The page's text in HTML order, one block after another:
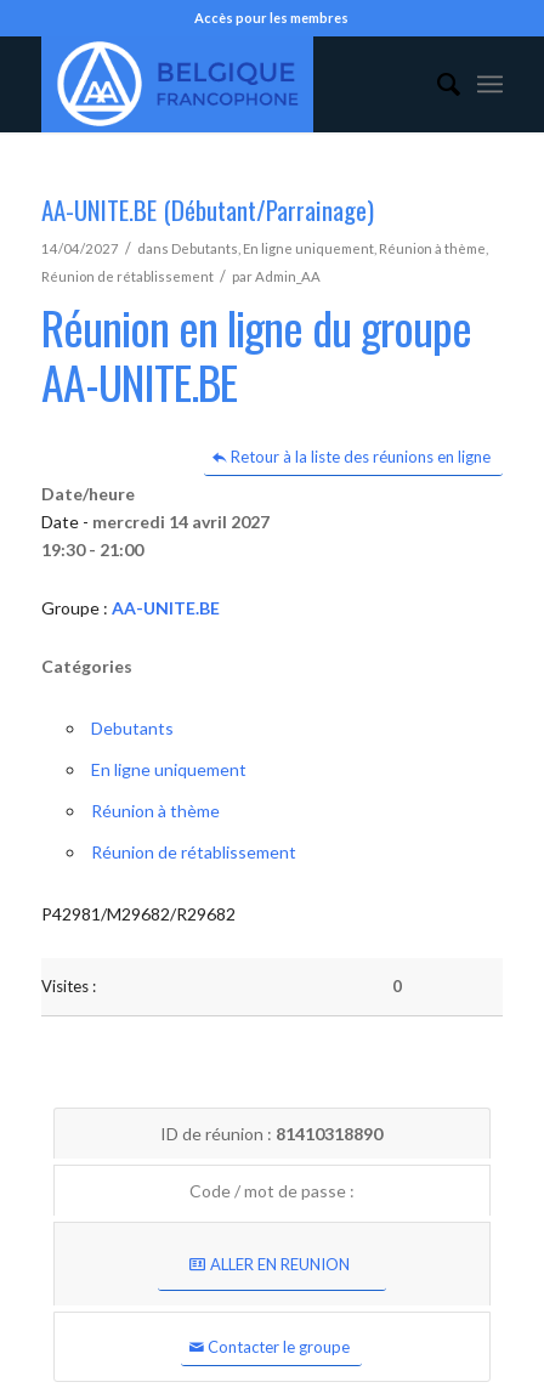
Accès pour les membres
AA-UNITE.BE (Débutant/Parrainage)
14/04/2027 / dans Debutants En ligne uniquement, Réunion à thème
Réunion de rétablissement / parAdmin_AA
Réunion en ligne du groupe
AA-UNITE.BE
Retour à la liste des réunions en ligne
Date/heure
Date - mercredi 14 avril 2027
19:30 - 21:00
Groupe : AA-UNITE.BE
Catégories
Debutants
En ligne uniquement
Réunion à thème
Réunion de rétablissement
P42981/M29682/R29682
Visites : 0
ID de réunion : 81410318890
Code / mot de passe :
ALLER EN REUNION
Contacter le groupe